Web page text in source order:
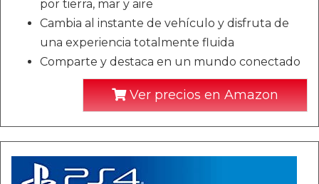
por tierra, mar y aire
Cambia al instante de vehículo y disfruta de
una experiencia totalmente fluida
Comparte y destaca en un mundo conectado
Ver precios en Amazon